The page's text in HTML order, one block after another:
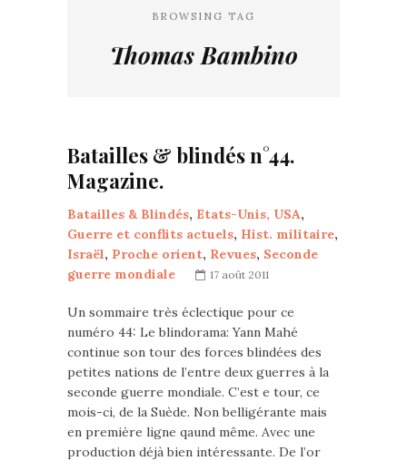
BROWSING TAG
Thomas Bambino
Batailles & blindés n°44.
Magazine.
Batailles & Blindés, Etats-Unis, USA,
Guerre et conflits actuels, Hist. militaire,
Israël, Proche orient, Revues, Seconde
guerre mondiale
17 août 2011
Un sommaire très éclectique pour ce
numéro 44: Le blindorama: Yann Mahé
continue son tour des forces blindées des
petites nations de l’entre deux guerres à la
seconde guerre mondiale. C’est e tour, ce
mois-ci, de la Suède. Non belligérante mais
en première ligne qaund même. Avec une
production déjà bien intéressante. De l’or